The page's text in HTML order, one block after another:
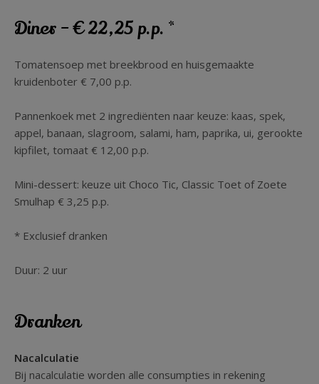
Diner – € 22,25 p.p. *
Tomatensoep met breekbrood en huisgemaakte
kruidenboter € 7,00 p.p.
Pannenkoek met 2 ingrediënten naar keuze: kaas, spek,
appel, banaan, slagroom, salami, ham, paprika, ui, gerookte
kipfilet, tomaat € 12,00 p.p.
Mini-dessert: keuze uit Choco Tic, Classic Toet of Zoete
Smulhap € 3,25 p.p.
* Exclusief dranken
Duur: 2 uur
Dranken
Nacalculatie
Bij nacalculatie worden alle consumpties in rekening